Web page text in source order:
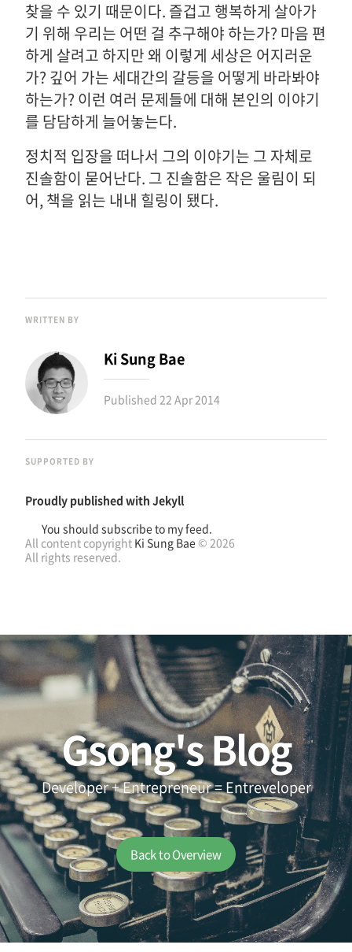
찾을 수 있기 때문이다. 즐겁고 행복하게 살아가
기 위해 우리는 어떤 걸 추구해야 하는가? 마음 편
하게 살려고 하지만 왜 이렇게 세상은 어지러운
가? 깊어 가는 세대간의 갈등을 어떻게 바라봐야
하는가? 이런 여러 문제들에 대해 본인의 이야기
를 담담하게 늘어놓는다.
정치적 입장을 떠나서 그의 이야기는 그 자체로
진솔함이 묻어난다. 그 진솔함은 작은 울림이 되
어, 책을 읽는 내내 힐링이 됐다.
WRITTEN BY
Ki Sung Bae
Published 22 Apr 2014
SUPPORTED BY
Proudly published with Jekyll
You should subscribe to my feed.
All content copyright Ki Sung Bae© 2026
All rights reserved.
Gsong's Blog
Developer + Entrepreneur = Entreveloper
Back to Overview